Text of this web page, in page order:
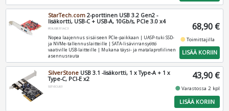
StarTech.com 2-porttinen USB 3.2 Gen2 -
lisäkortti, USB-C + USB-A, 10Gb/s, PCIe 3.0 x4
PEXUSB311AC3
Nopea laajennus sisäiseen PCIe-paikkaan | UASP-tuki SSD-
ja NVMe-tallennuslaitteille | SATA-lisävirransyöttö
vaativille USB-laitteille | Mukana täysi- ja matalaprofiilinen
asennusrauta
68,90 €
fiber_manual_recordToimittajilla
LISÄÄ KORIIN
SilverStone USB 3.1 -lisäkortti, 1 x Type-A + 1 x
Type-C, PCI-E x2
SST-ECU03
43,90 €
fiber_manual_recordVarastossa 2 kpl
LISÄÄ KORIIN